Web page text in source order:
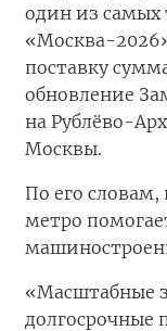
один из самых
«Москва-
поставку
обновление
на Рублёво-
Москвы.
По его
метро
«Масштабные
долгосрочные